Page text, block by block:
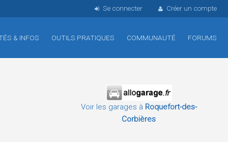
Se connecter Créer un compte
& INFOS OUTILS PRATIQUES COMMUNAUTÉ FORUMS
Voir les garages à Roquefort-des-
Corbières